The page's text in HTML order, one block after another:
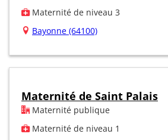
Maternité de niveau 3
Bayonne (64100)
Maternité de Saint Palais
Maternité publique
Maternité de niveau 1